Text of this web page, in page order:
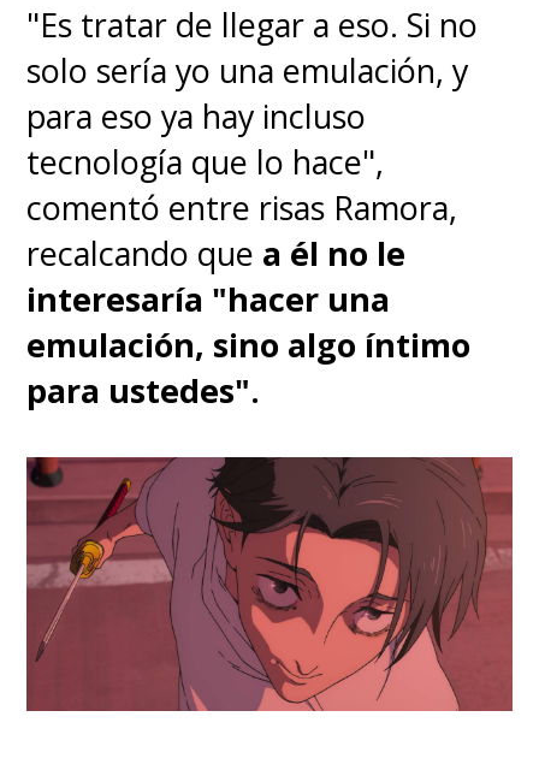
"Es tratar de llegar a eso. Si no
solo sería yo una emulación, y
para eso ya hay incluso
tecnología que lo hace",
comentó entre risas Ramora,
recalcando que a él no le
interesaría "hacer una
emulación, sino algo íntimo
para ustedes".